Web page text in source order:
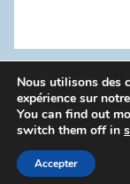
WordPress
Politique de
Nous utilisons des
expérience sur
You can find out
switch them off in
Accepter